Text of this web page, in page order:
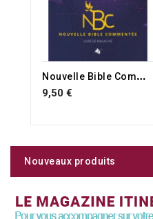
N
ouvelle Bible Commentée 7 NBC
9,50 €
Nouveaux produits